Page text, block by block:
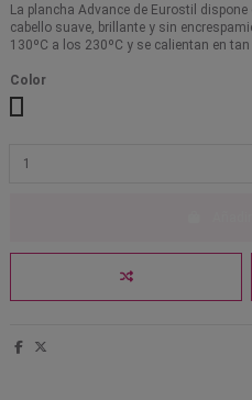
La plancha Advance de Eurostil
cabello suave, brillante y sin
130ºC a los 230ºC y se calientan en
Color